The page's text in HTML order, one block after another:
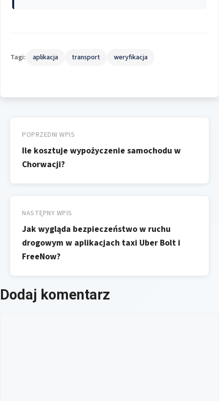
Tagi: aplikacja transport weryfikacja
wpisu
POPRZEDNI WPIS
Ile kosztuje wypożyczenie samochodu w
Chorwacji?
NASTĘPNY WPIS
Jak wygląda bezpieczeństwo w ruchu
drogowym w aplikacjach taxi Uber Bolt i
FreeNow?
Dodaj komentarz